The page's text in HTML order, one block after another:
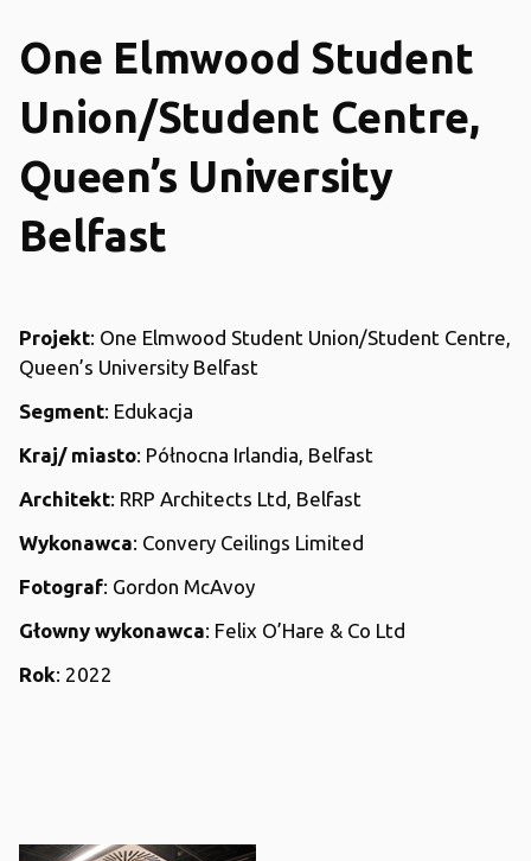
One Elmwood Student
Union/Student Centre,
Queen’s University
Belfast
Projekt: One Elmwood Student Union/Student Centre,
Queen’s University Belfast
Segment: Edukacja
Kraj/ miasto: Północna Irlandia, Belfast
Architekt: RRP Architects Ltd, Belfast
Wykonawca: Convery Ceilings Limited
Fotograf: Gordon McAvoy
Głowny wykonawca: Felix O’Hare & Co Ltd
Rok: 2022